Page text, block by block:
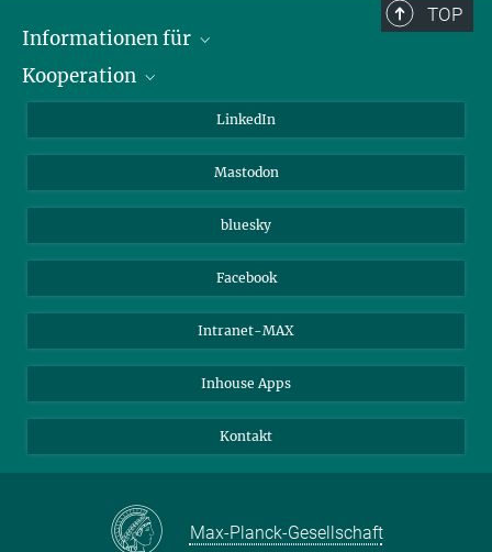
TOP
Informationen für
Journalisten
Kooperation
Max-Planck-Gesellschaft
Beutenberg Campus e.V.
LinkedIn
Mastodon
bluesky
Facebook
Intranet-MAX
Inhouse Apps
Kontakt
Max-Planck-Gesellschaft